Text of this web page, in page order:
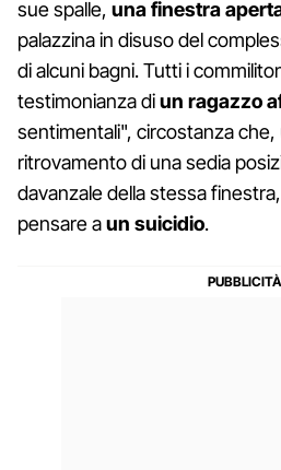
sue spalle, una finestra
palazzina in disuso del
di alcuni bagni. Tutti i
testimonianza diun ragazzo
sentimentali", circostanza
ritrovamento di una sedia
davanzale della stessa
pensare aun suicidio.